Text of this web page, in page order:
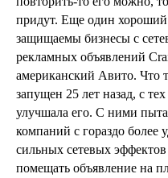
придут. Еще один
защищаемы бизнесы с
рекламных объявлений
американский Авито. Что
запущен 25 лет назад, с
улучшала его. С ними
компаний с гораздо более
сильных сетевых
помещать объявление на